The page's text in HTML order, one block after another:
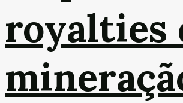
royalties